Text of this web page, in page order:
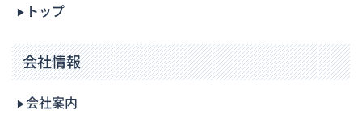
お問い合わせ
トップ
会社情報
会社案内